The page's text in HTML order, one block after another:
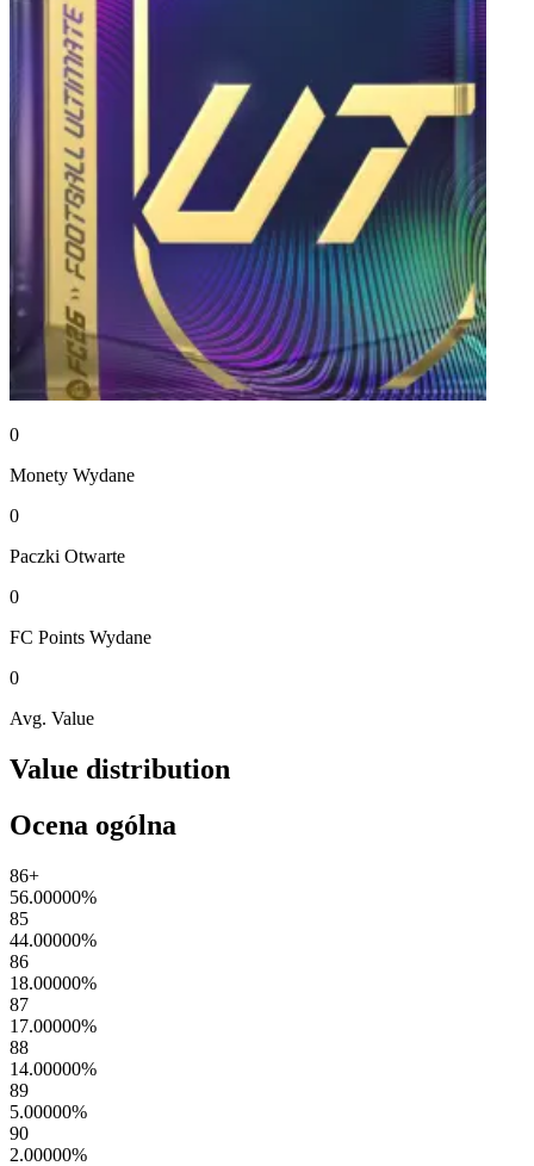
0
Monety Wydane
0
Paczki Otwarte
0
FC Points Wydane
0
Avg. Value
Value distribution
Ocena ogólna
86+
56.00000%
85
44.00000%
86
18.00000%
87
17.00000%
88
14.00000%
89
5.00000%
90
2.00000%